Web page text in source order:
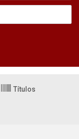
Títulos